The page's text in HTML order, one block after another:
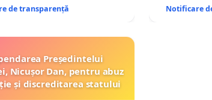
de transparență
Notificare
Președintelui
Nicușor Dan, pentru abuz
și discreditarea statului